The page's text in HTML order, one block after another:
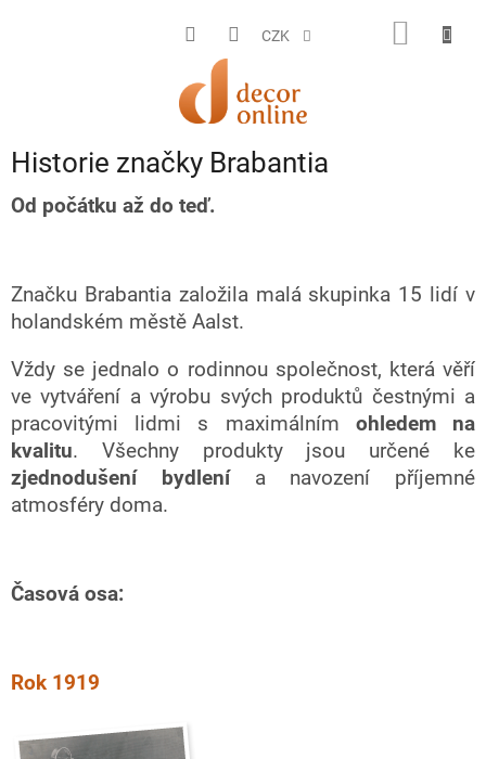
CZK
Historie značky Brabantia
Od počátku až do teď.
Značku Brabantia založila malá skupinka 15 lidí v
holandském městě Aalst.
Vždy se jednalo o rodinnou společnost, která věří
ve vytváření a výrobu svých produktů čestnými a
pracovitými lidmi s maximálním ohledem na
kvalitu. Všechny produkty jsou určené ke
zjednodušení
bydlenía navození příjemné
atmosféry doma.
Časová osa:
Rok 1919